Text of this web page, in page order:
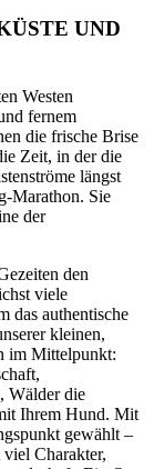
UND
Westen
fernem
die frische Brise
Zeit, in der die
längst
Marathon. Sie
der
den
viele
das authentische
kleinen,
im Mittelpunkt:
Wälder die
Ihrem Hund. Mit
gewählt –
Charakter,